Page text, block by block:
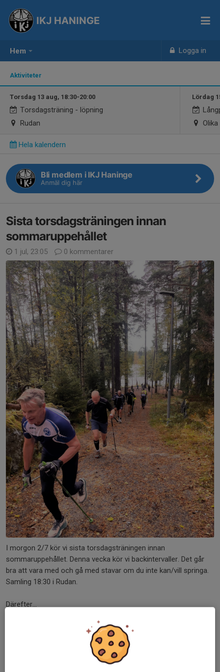
Hem Logga in
IKJ HANINGE
Aktiviteter
Torsdag 13 aug, 18:30-20:00
Torsdagsträning - löpning
Rudan
Lördag
Hela kalendern
Bli medlem i IKJ Haninge
Anmäl dig här
Sista torsdagsträningen innan
sommaruppehållet
1 jul, 23:05 0 kommentarer
I morgon 2/7 kör vi sista torsdagsträningen innan
sommaruppehållet. Denna vecka kör vi backintervaller. Det går
bra att vara med och gå med stavar om du inte kan/vill springa.
Samling 18:30 i Rudan.
Därefter...
Sista långpasset innan
sommaruppehåll - Åvavägen 27/6 kl 8